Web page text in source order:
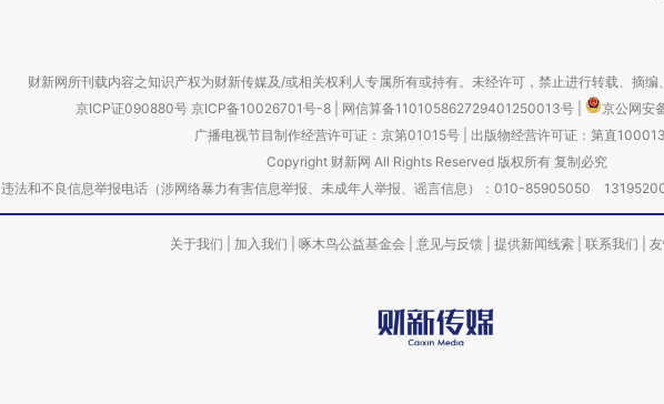
财新网所刊载内容之知识产权为财新传媒及/或相关权利人专属所有或持有。未经许可，禁止进行转载、摘编
京ICP证090880号 京ICP备10026701号-8 网信算备110105862729401250013号
京公网安
广播电视节目制作经营许可证：京第01015号| 出版物经营许可证：第直
Copyright 财新网 All Rights Reserved 版权所有 复制必究
违法和不良信息举报电话（涉网络暴力有害信息举报、未成年人举报、谣言信息）：010-85905050
关于我们 加入我们 啄木鸟公益基金会 意见与反馈 提供新闻线索 联系我们